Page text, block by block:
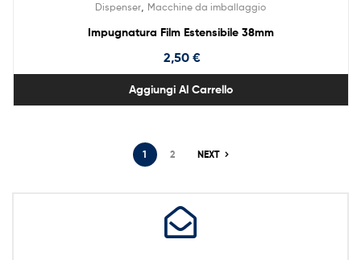
Dispenser Macchine da imballaggio
Impugnatura Film Estensibile 38mm
2,50 €
Aggiungi Al Carrello
1 2 NEXT